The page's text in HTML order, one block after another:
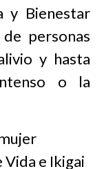
y Bienestar
personas
y hasta
o la